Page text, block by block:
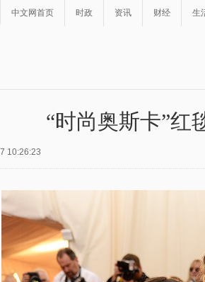
中文网首页 时政 资讯 财经 生
“时尚奥斯卡”红
10:26:23